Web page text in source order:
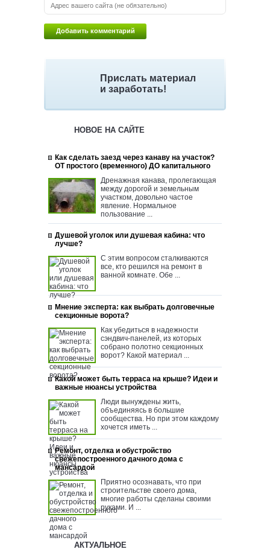
Прислать материал
и заработать!
НОВОЕ НА САЙТЕ
Как сделать заезд через канаву на участок?
ОТ простого (временного) ДО капитального
Дренажная канава, пролегающая
между дорогой и земельным
участком, довольно частое
явление. Нормальное
пользование ...
Душевой уголок или душевая кабина: что
лучше?
С этим вопросом сталкиваются
все, кто решился на ремонт в
ванной комнате. Обе ...
Мнение эксперта: как выбрать долговечные
секционные ворота?
Как убедиться в надежности
сэндвич-панелей, из которых
собрано полотно секционных
ворот? Какой материал ...
Какой может быть терраса на крыше? Идеи и
важные нюансы устройства
Люди вынуждены жить,
объединяясь в большие
сообщества. Но при этом каждому
хочется иметь ...
Ремонт, отделка и обустройство
свежепостроенного дачного дома с
мансардой
Приятно осознавать, что при
строительстве своего дома,
многие работы сделаны своими
руками. И ...
АКТУАЛЬНОЕ